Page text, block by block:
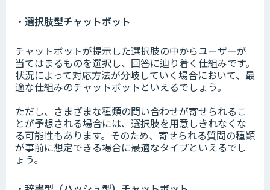
・選択肢型チャットボット
チャットボットが提示した選択肢の中からユーザーが
当てはまるものを選択し、回答に辿り着く仕組みです。
状況によって対応方法が分岐していく場合において、最
適な仕組みのチャットボットといえるでしょう。
ただし、さまざまな種類の問い合わせが寄せられるこ
とが予想される場合には、選択肢を用意しきれなくな
る可能性もあります。そのため、寄せられる質問の種類
が事前に想定できる場合に最適なタイプといえるでし
ょう。